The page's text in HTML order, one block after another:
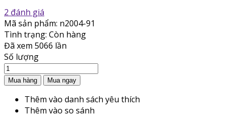
2 đánh giá
Mã sản phẩm: n2004-91
Tình trạng: Còn hàng
Đã xem 5066 lần
Số lượng
Thêm vào danh sách yêu thích
Thêm vào so sánh